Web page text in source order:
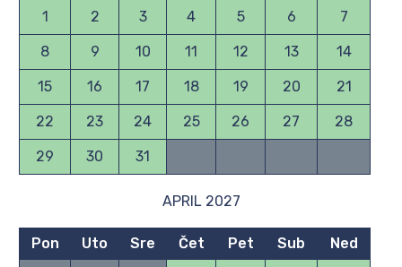
1
2 3 4 5 6 7
8 9 10 11 12 13 14
15 16 17 18 19 20 21
22 23 24 25 26 27 28
29 30 31
APRIL 2027
Pon Uto Sre Čet Pet Sub
Ned